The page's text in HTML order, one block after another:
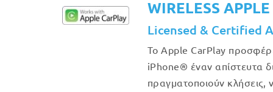
WIRELESS
Licensed & Certified
Το Apple CarPlay
iPhone® έναν απίστευτα
πραγματοποιούν κλήσεις,